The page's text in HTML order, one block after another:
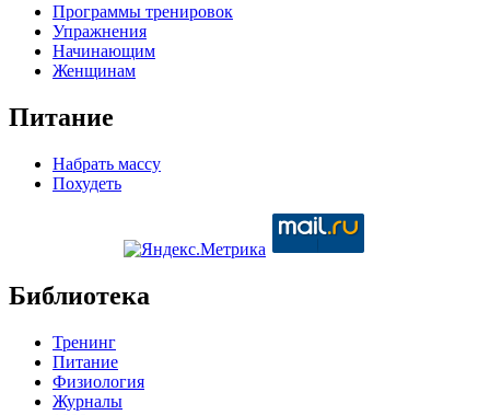
Программы тренировок
Упражнения
Начинающим
Женщинам
Питание
Набрать массу
Похудеть
Библиотека
Тренинг
Питание
Физиология
Журналы